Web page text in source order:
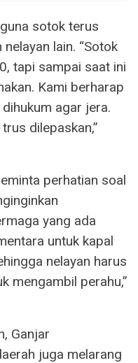
sotok terus
lain. “Sotok
tapi sampai saat ini
Kami berharap
agar jera.
dilepaskan,”
perhatian soal
yang ada
untuk kapal
nelayan harus
mengambil perahu,”
Ganjar
juga melarang